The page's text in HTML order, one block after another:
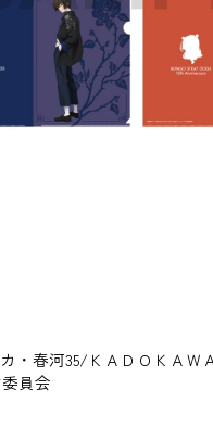
・春河35/ＫＡＤＯＫＡＷ
員会